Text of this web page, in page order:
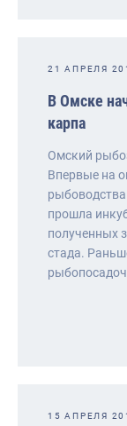
21 АПРЕЛЯ
В Омске
карпа
Омский
Впервые на
прошла
полученных
стада.
15 АПРЕЛЯ